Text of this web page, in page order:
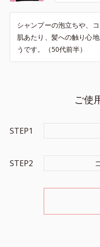
シャンプーの泡立ちや、
肌あたり、髪への触り心
うです。（50代前半）
ご使
STEP1
STEP2